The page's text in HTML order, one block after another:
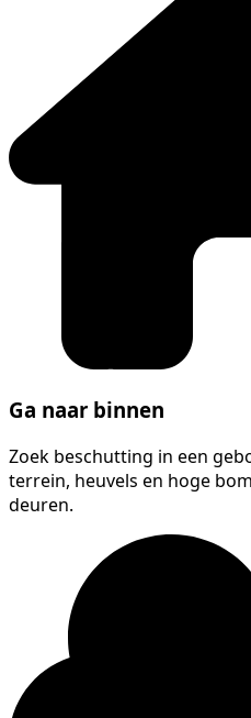
Ga naar binnen
Zoek beschutting in een
terrein, heuvels en hoge
deuren.